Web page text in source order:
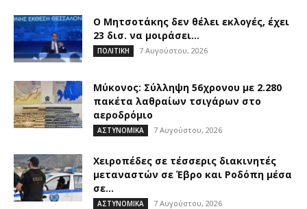
Ο Μητσοτάκης δεν θέλει εκλογές, έχει
23 δισ. να μοιράσει…
ΠΟΛΙΤΙΚΗ 7 Αυγούστου, 2026
Μύκονος: Σύλληψη 56χρονου με 2.280
πακέτα λαθραίων τσιγάρων στο
αεροδρόμιο
ΑΣΤΥΝΟΜΙΚΑ 7 Αυγούστου, 2026
Χειροπέδες σε τέσσερις διακινητές
μεταναστών σε Έβρο και Ροδόπη μέσα
σε...
ΑΣΤΥΝΟΜΙΚΑ 7 Αυγούστου, 2026